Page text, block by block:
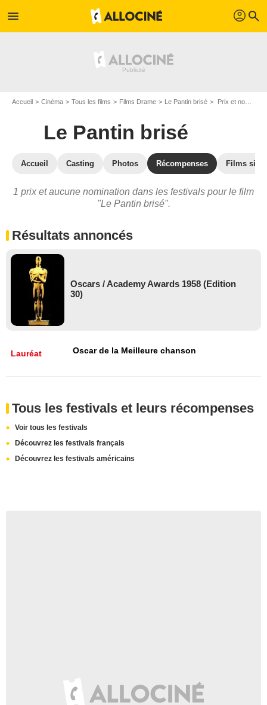
menu profil search
Accueil Cinéma Tous les films Films Drame Le Pantin brisé Prix et nominations pour Le Pantin brisé
Le Pantin brisé
Accueil Casting Photos Récompenses Films
1 prix et aucune nomination dans les festivals pour le film
"Le Pantin brisé".
Résultats annoncés
Oscars / Academy Awards 1958 (Edition
30)
Lauréat Oscar de la Meilleure chanson
Tous les festivals et leurs récompenses
Voir tous les festivals
Découvrez les festivals français
Découvrez les festivals américains